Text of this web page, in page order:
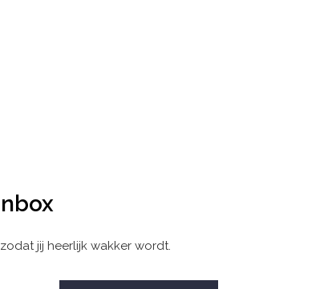
jij heerlijk wakker wordt.